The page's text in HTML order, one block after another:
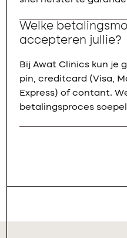
Welke
accepteren jullie?
Bij Awat Clinics kun je
pin, creditcard (Visa,
Express) of contant.
betalingsproces